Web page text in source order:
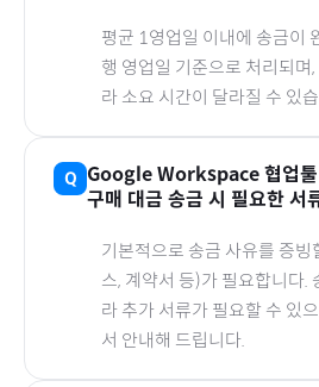
평균 1영업일 이내에 송금이
행 영업일 기준으로 처리되며
라 소요 시간이 달라질 수 있
Google Workspace 협업
구매 대금 송금 시 필요한 서
기본적으로 송금 사유를 증빙
스, 계약서 등)가 필요합니다.
라 추가 서류가 필요할 수 있
서 안내해 드립니다.